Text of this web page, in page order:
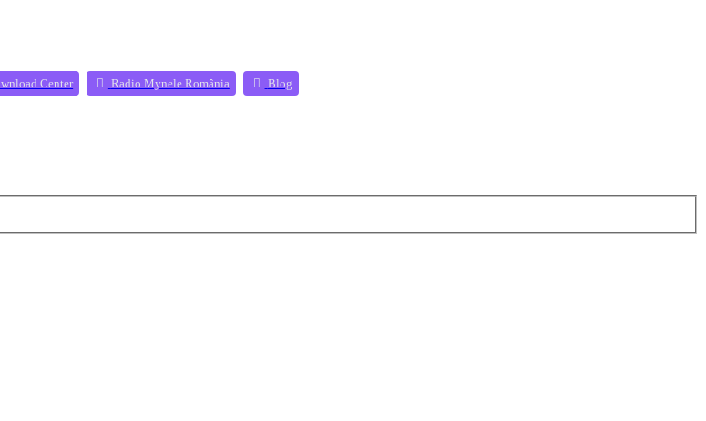
Center Radio Mynele România(Opens a new tab)
Blog(Opens a new tab)